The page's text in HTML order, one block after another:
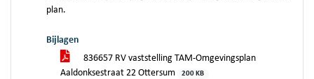
plan.
Bijlagen
836657 RV vaststelling TAM-Omgevingsplan
Aaldonksestraat 22 Ottersum
200 KB